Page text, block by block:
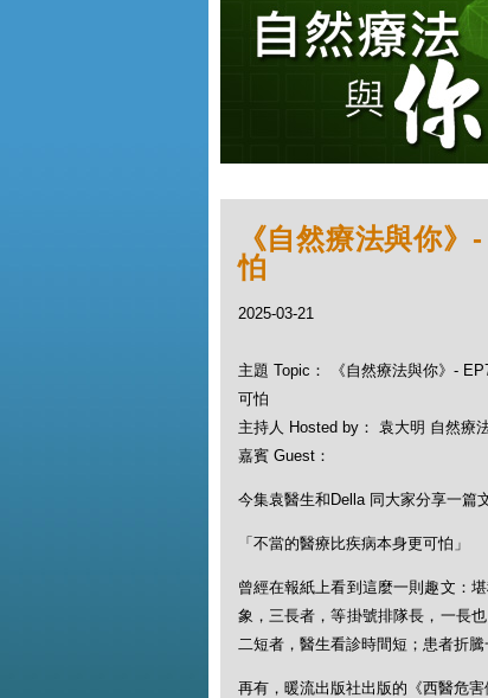
《自然療法與你
怕
2025-03-21
主題 Topic： 《自然療法與你》-
可怕
主持人 Hosted by： 袁大明 自然療
嘉賓 Guest：
今集袁醫生和Della 同大家分享一篇
「不當的醫療比疾病本身更可怕」
曾經在報紙上看到這麼一則趣文：
象，三長者，等掛號排隊長，一長
二短者，醫生看診時間短；患者折騰
再有，暖流出版社出版的《西醫危害